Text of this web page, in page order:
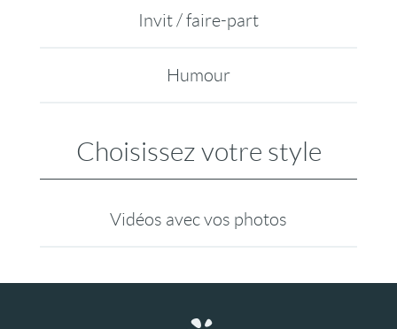
Invit / faire-part
Humour
Choisissez votre style
Vidéos avec vos photos